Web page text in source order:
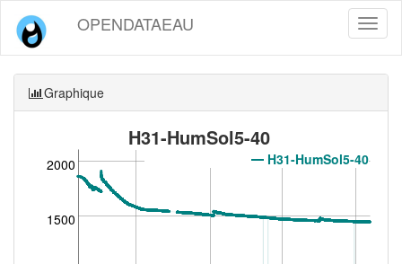
OPENDATAEAU
Graphique
H31-HumSol5-40
H31-HumSol5-40
1500
2000